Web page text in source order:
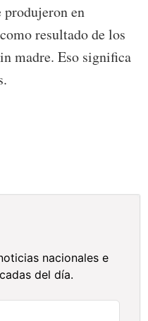
produjeron en
resultado de los
madre. Eso significa
nacionales e
del día.